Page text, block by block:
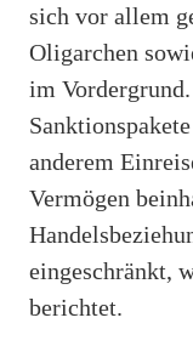
sich vor allem
Oligarchen
im
anderem
Vermögen
eingeschränkt,
berichtet.